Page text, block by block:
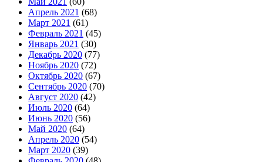
Апрель 2021 (68)
Март 2021 (61)
Февраль 2021 (45)
Январь 2021 (30)
Декабрь 2020 (77)
Ноябрь 2020 (72)
Октябрь 2020 (67)
Сентябрь 2020 (70)
Август 2020 (42)
Июль 2020 (64)
Июнь 2020 (56)
Май 2020 (64)
Апрель 2020 (54)
Март 2020 (39)